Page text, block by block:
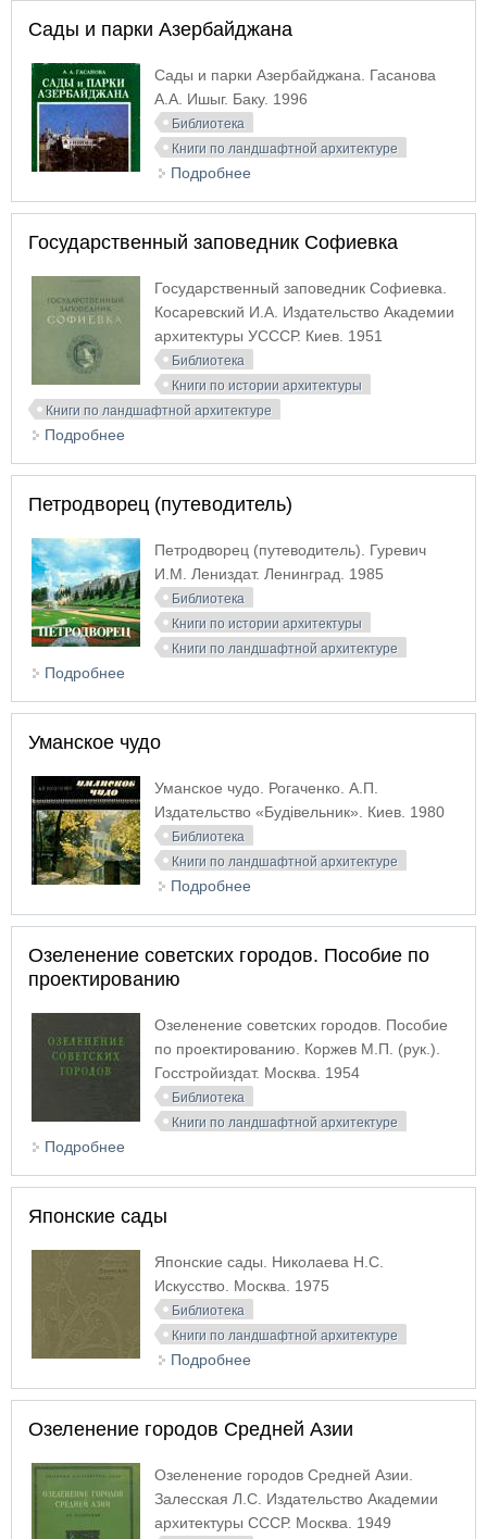
Сады и парки Азербайджана
Сады и парки Азербайджана. Гасанова
А.А. Ишыг. Баку. 1996
Библиотека
Книги по ландшафтной архитектуре
Подробнее
Государственный заповедник Софиевка
Государственный заповедник Софиевка.
Косаревский И.А. Издательство Академии
архитектуры УСССР. Киев. 1951
Библиотека
Книги по истории архитектуры
Книги по ландшафтной архитектуре
Подробнее
Петродворец (путеводитель)
Петродворец (путеводитель). Гуревич
И.М. Лениздат. Ленинград. 1985
Библиотека
Книги по истории архитектуры
Книги по ландшафтной архитектуре
Подробнее
Уманское чудо
Уманское чудо. Рогаченко. А.П.
Издательство «Будiвельник». Киев. 1980
Библиотека
Книги по ландшафтной архитектуре
Подробнее
Озеленение советских городов. Пособие по
проектированию
Озеленение советских городов. Пособие
по проектированию. Коржев М.П. (рук.).
Госстройиздат. Москва. 1954
Библиотека
Книги по ландшафтной архитектуре
Подробнее
Японские сады
Японские сады. Николаева Н.С.
Искусство. Москва. 1975
Библиотека
Книги по ландшафтной архитектуре
Подробнее
Озеленение городов Средней Азии
Озеленение городов Средней Азии.
Залесская Л.С. Издательство Академии
архитектуры СССР. Москва. 1949